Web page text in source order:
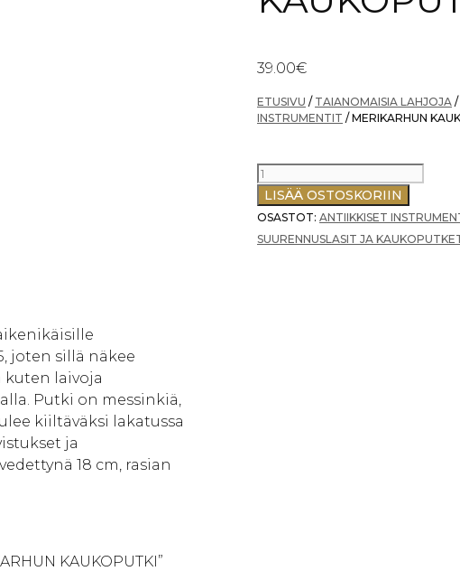
39.00€
ETUSIVU / TAIANOMAISIA LAHJOJA /
INSTRUMENTIT / MERIKARHUN
MERIKARHUN
KAUKOPUTKI
määrä
LISÄÄ OSTOSKORIIN
OSASTOT: ANTIIKKISET
SUURENNUSLASIT JA
joten sillä näkee
kuten laivoja
Putki on messinkiä,
kiiltäväksi lakatussa
ja
18 cm, rasian
KAUKOPUTKI”